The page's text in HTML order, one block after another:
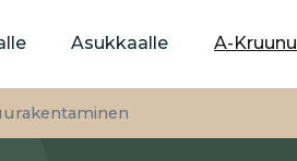
Asukkaalle A-Kruunu